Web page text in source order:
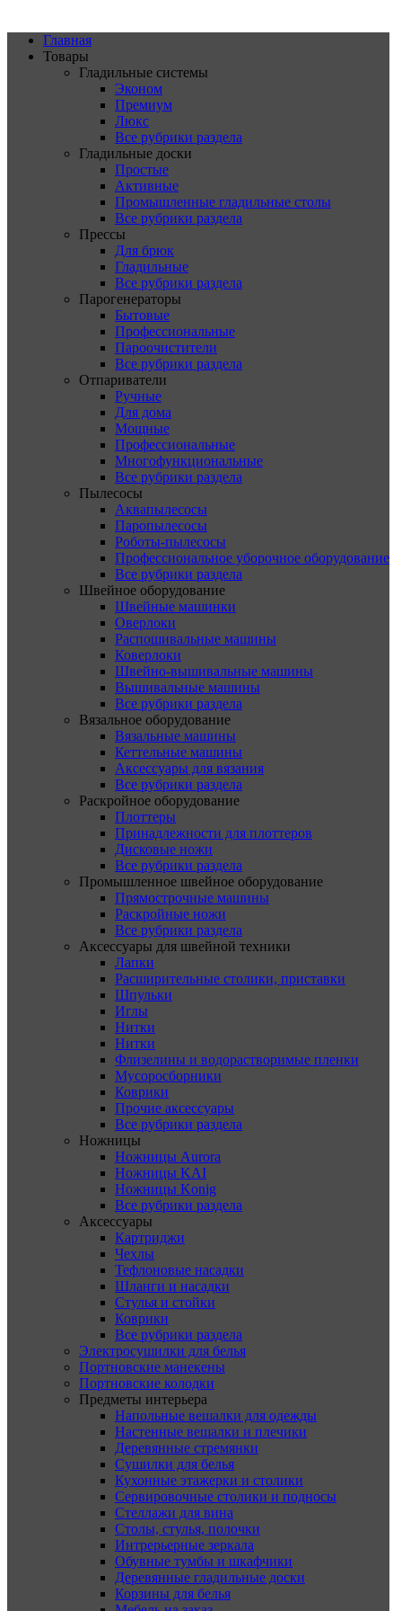
Главная
Товары
Гладильные системы
Эконом
Премиум
Люкс
Все рубрики раздела
Гладильные доски
Простые
Активные
Промышленные гладильные столы
Все рубрики раздела
Прессы
Для брюк
Гладильные
Все рубрики раздела
Парогенераторы
Бытовые
Профессиональные
Пароочистители
Все рубрики раздела
Отпариватели
Ручные
Для дома
Мощные
Профессиональные
Многофункциональные
Все рубрики раздела
Пылесосы
Аквапылесосы
Паропылесосы
Роботы-пылесосы
Профессиональное уборочное оборудование
Все рубрики раздела
Швейное оборудование
Швейные машинки
Оверлоки
Распошивальные машины
Коверлоки
Швейно-вышивальные машины
Вышивальные машины
Все рубрики раздела
Вязальное оборудование
Вязальные машины
Кеттельные машины
Аксессуары для вязания
Все рубрики раздела
Раскройное оборудование
Плоттеры
Принадлежности для плоттеров
Дисковые ножи
Все рубрики раздела
Промышленное швейное оборудование
Прямострочные машины
Раскройные ножи
Все рубрики раздела
Аксессуары для швейной техники
Лапки
Расширительные столики, приставки
Шпульки
Иглы
Нитки
Нитки
Флизелины и водорастворимые пленки
Мусоросборники
Коврики
Прочие аксессуары
Все рубрики раздела
Ножницы
Ножницы Aurora
Ножницы KAI
Ножницы Konig
Все рубрики раздела
Аксессуары
Картриджи
Чехлы
Тефлоновые насадки
Шланги и насадки
Стулья и стойки
Коврики
Все рубрики раздела
Электросушилки для белья
Портновские манекены
Портновские колодки
Предметы интерьера
Напольные вешалки для одежды
Настенные вешалки и плечики
Деревянные стремянки
Сушилки для белья
Кухонные этажерки и столики
Сервировочные столики и подносы
Стеллажи для вина
Столы, стулья, полочки
Интрерьерные зеркала
Обувные тумбы и шкафчики
Деревянные гладильные доски
Корзины для белья